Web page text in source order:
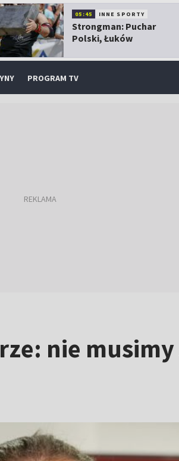
05:45 INNE SPORTY
Strongman: Puchar
Polski, Łuków
PROGRAM TV
nie